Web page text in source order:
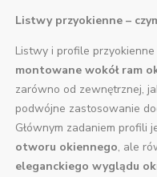
Listwy przyokienne –
Listwy i profile przyokienne
montowane wokół ram
zarówno od zewnętrznej,
podwójne zastosowanie
Głównym zadaniem profili
otworu okiennego, ale
eleganckiego wyglądu